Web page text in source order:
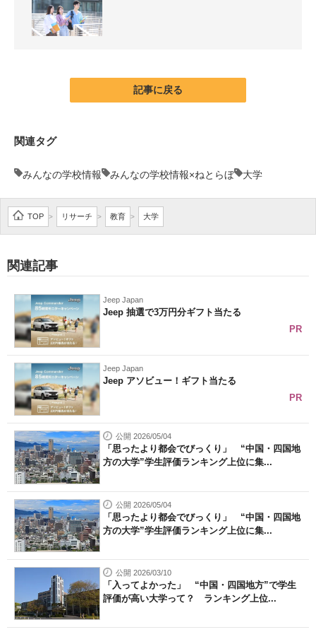
ITエンジニア向け専門サイト
IT製品の技術・比較・事例
モノづくり技術者専門サイト
エレクトロニクス専門サイト
電子設計の基本と応用
エネルギーの専門メディア
建設×テクノロジーの最前線
ちょっと気になるネットの話題
記事に戻る
関連タグ
みんなの学校情報 みんなの学校情報×ねとらぼ 大学
TOP > リサーチ > 教育 > 大学
関連記事
Jeep Japan
Jeep 抽選で3万円分ギフト当たる
PR
Jeep Japan
Jeep アソビュー！ギフト当たる
PR
公開 2026/05/04
「思ったより都会でびっくり」 “中国・四国地
方の大学”学生評価ランキング上位に集...
公開 2026/05/04
「思ったより都会でびっくり」 “中国・四国地
方の大学”学生評価ランキング上位に集...
公開 2026/03/10
「入ってよかった」 “中国・四国地方”で学生
評価が高い大学って？ ランキング上位...